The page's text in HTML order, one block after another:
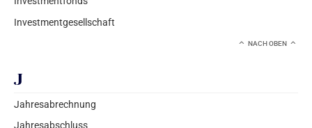
Investmentgesellschaft
NACH OBEN
J
Jahresabrechnung
Jahresabschluss